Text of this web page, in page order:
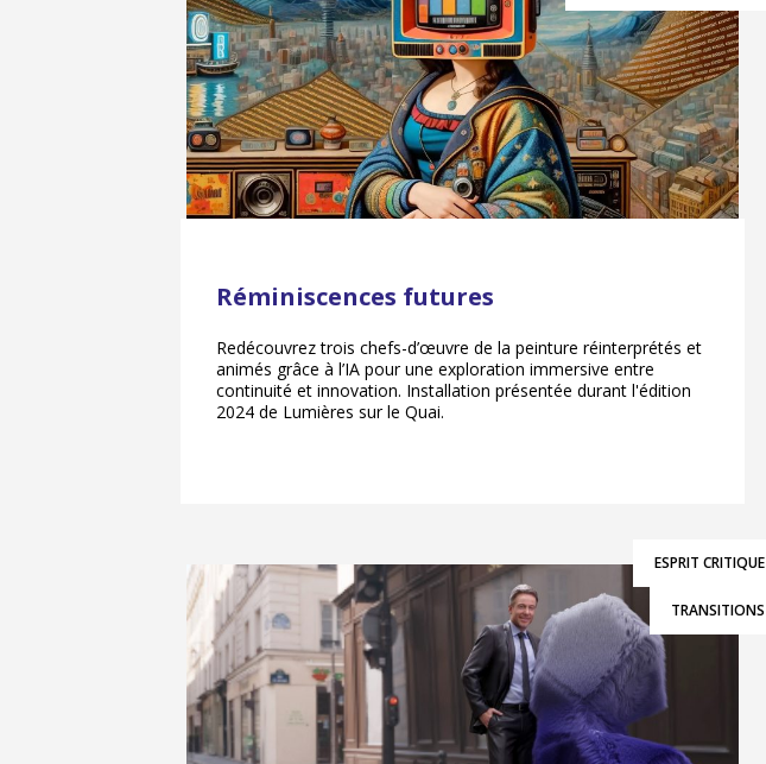
Réminiscences futures
Redécouvrez trois chefs-d’œuvre de la peinture réinterprétés et
animés grâce à l’IA pour une exploration immersive entre
continuité et innovation. Installation présentée durant l'édition
2024 de Lumières sur le Quai.
ESPRIT CRITIQUE
TRANSITIONS